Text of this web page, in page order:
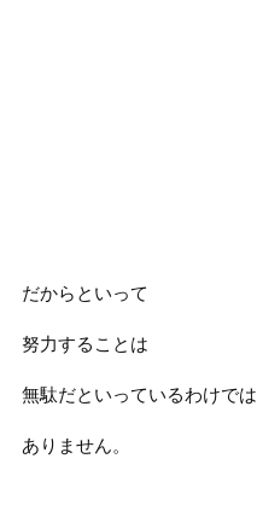
だからといって
努力することは
無駄だといっているわけでは
ありません。